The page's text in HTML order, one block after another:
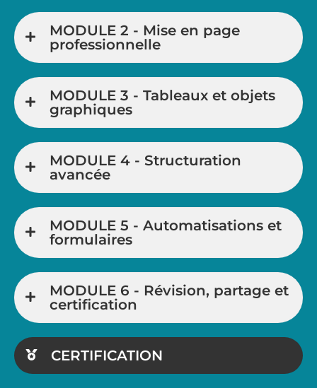
MODULE 2 - Mise en page
professionnelle
MODULE 3 - Tableaux et objets
graphiques
MODULE 4 - Structuration
avancée
MODULE 5 - Automatisations et
formulaires
MODULE 6 - Révision, partage et
certification
CERTIFICATION